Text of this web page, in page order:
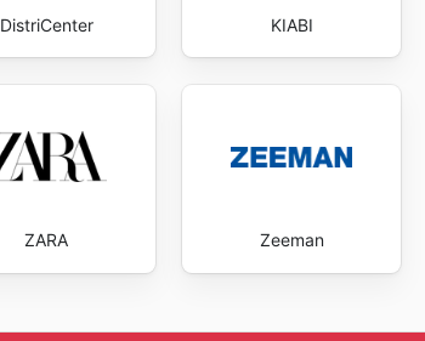
DistriCenter KIABI
ZARA Zeeman